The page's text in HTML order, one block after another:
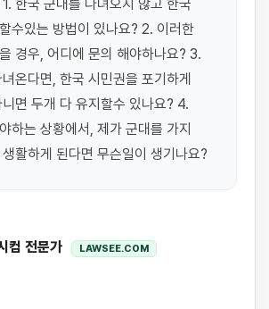
한국 군대를 다녀오지 않고 한국
수있는 방법이 있나요? 2. 이러한
경우, 어디에 문의 해야하나요? 3.
온다면, 한국 시민권을 포기하게
면 두개 다 유지할수 있나요? 4.
하는 상황에서, 제가 군대를 가지
활하게 된다면 무슨일이 생기나요?
컴 전문가 LAWSEE.COM